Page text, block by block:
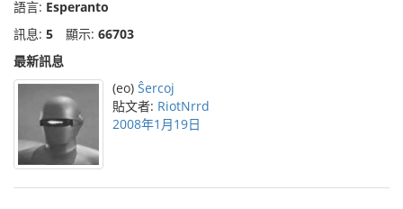
語言: Esperanto
訊息: 5 顯示: 66703
最新訊息
(eo) Ŝercoj
貼文者: RiotNrrd
2008年1月19日